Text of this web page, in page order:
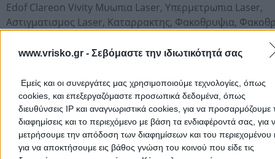
www.vrisko.gr - Σεβόμαστε την ιδιωτικότητά σας
Εμείς και οι συνεργάτες μας χρησιμοποιούμε τεχνολογίες, όπως
cookies, και επεξεργαζόμαστε προσωπικά δεδομένα, όπως
διευθύνσεις IP και αναγνωριστικά cookies, για να προσαρμόζουμε
διαφημίσεις και το περιεχόμενο με βάση τα ενδιαφέροντά σας, για
μετρήσουμε την απόδοση των διαφημίσεων και του περιεχομένου
για να αποκτήσουμε εις βάθος γνώση του κοινού που είδε τις
Edof Clareon Vivity Μυωπια Laser, Υπερμετρωπια Laser,
Αστιγματισμος Laser, Καταρρακτης, Φακοθρυψια,
Ωχρα Κηλιδα Εκφυλιση Ωχρας Κηλιδος,Εμφυτευμα
Αμφιβληστροειδοπαθεια Laser,Ενδοϋαλοειδικες Ενεσεις,
Lumithera Θεραπεια Φωτοβιοδιαμορφωσης,Ipl Rexon
Ωράριο Λειτουργίας
Δευτέρα & Τετάρτη από 16:00 έως 22:00